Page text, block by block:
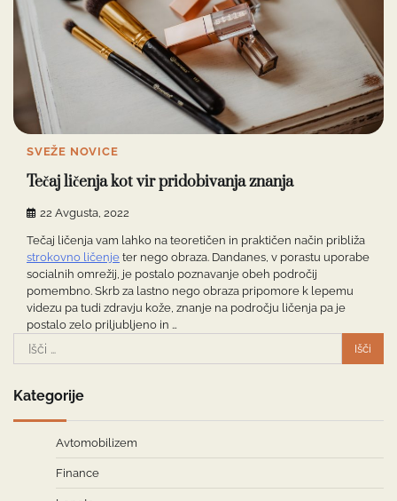
SVEŽE NOVICE
Tečaj ličenja kot vir pridobivanja znanja
22 Avgusta, 2022
Tečaj ličenja vam lahko na teoretičen in praktičen način približa
strokovno ličenje ter nego obraza. Dandanes, v porastu uporabe
socialnih omrežij, je postalo poznavanje obeh področij
pomembno. Skrb za lastno nego obraza pripomore k lepemu
videzu pa tudi zdravju kože, znanje na področju ličenja pa je
postalo zelo priljubljeno in …
Išči:
Kategorije
Avtomobilizem
Finance